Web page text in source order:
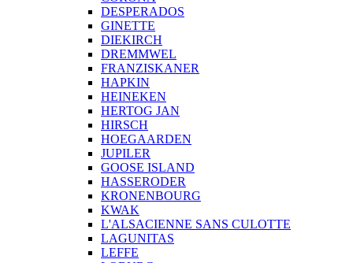
DESPERADOS
GINETTE
DIEKIRCH
DREMMWEL
FRANZISKANER
HAPKIN
HEINEKEN
HERTOG JAN
HIRSCH
HOEGAARDEN
JUPILER
GOOSE ISLAND
HASSERODER
KRONENBOURG
KWAK
L'ALSACIENNE SANS CULOTTE
LAGUNITAS
LEFFE